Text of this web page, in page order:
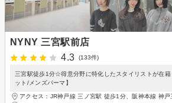
NYNY 三宮駅前店
4.3
(133件)
三宮駅徒歩1分☆得意分野に特化したスタイリストが在籍
ット/メンズパーマ】
アクセス：JR神戸線 三ノ宮駅 徒歩1分、阪神本線 神